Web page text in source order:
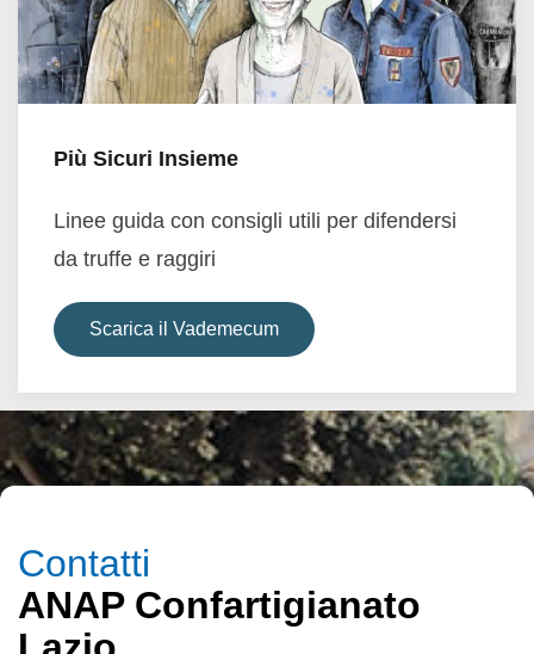
Più Sicuri Insieme
Linee guida con consigli utili per difendersi
da truffe e raggiri
Scarica il Vademecum
Contatti
ANAP Confartigianato